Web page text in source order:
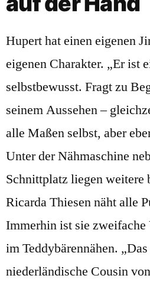
Hupert hat einen eigenen
eigenen Charakter. „Er ist
selbstbewusst. Fragt zu
seinem Aussehen –
alle Maßen selbst, aber
Unter der Nähmaschine
Schnittplatz liegen weitere
Ricarda Thiesen näht alle
Immerhin ist sie
im Teddybärennähen.
niederländische Cousin